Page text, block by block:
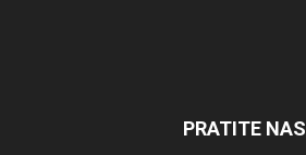
PRATITE NAS